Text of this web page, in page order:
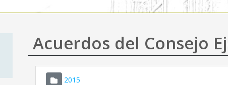
Acuerdos del Consejo
2015